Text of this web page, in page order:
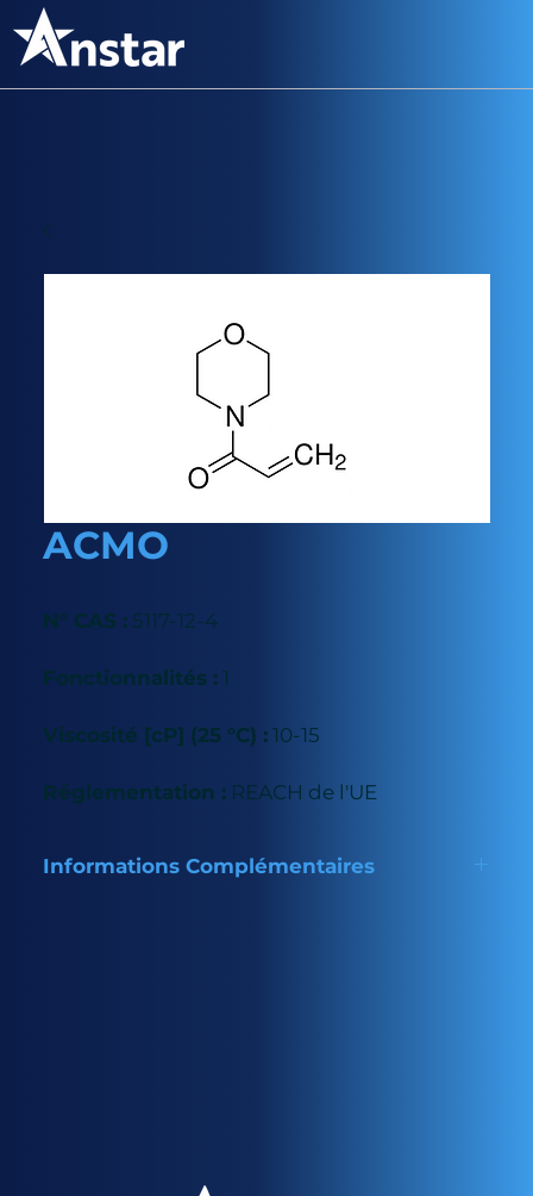
ACMO
N° CAS : 5117-12-4
Fonctionnalités : 1
Viscosité [cP] (25 °C) : 10-15
Réglementation : REACH de l'UE
Informations Complémentaires